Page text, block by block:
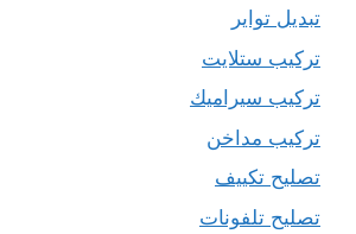
تبديل تواير
تركيب ستلايت
تركيب سيراميك
تركيب مداخن
تصليح تكييف
تصليح تلفونات